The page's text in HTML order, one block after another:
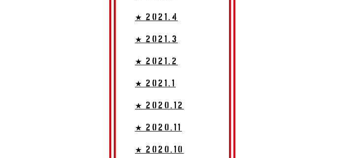
★ 2021.4
★ 2021.3
★ 2021.2
★ 2021.1
★ 2020.12
★ 2020.11
★ 2020.10